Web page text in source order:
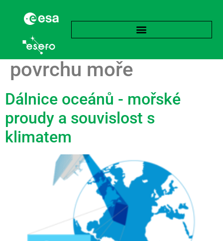
Štítek: Teplota
povrchu moře
Dálnice oceánů - mořské
proudy a souvislost s
klimatem